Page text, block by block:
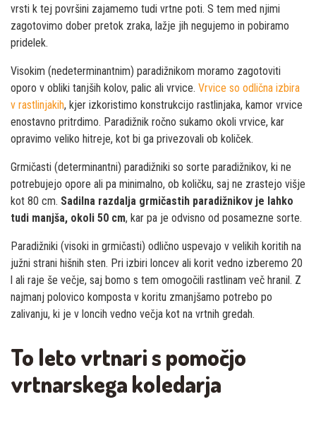
vrsti k tej površini zajamemo tudi vrtne poti. S tem med njimi
zagotovimo dober pretok zraka, lažje jih negujemo in pobiramo
pridelek.
Visokim (nedeterminantnim) paradižnikom moramo zagotoviti
oporo v obliki tanjših kolov, palic ali vrvice. Vrvice so odlična izbira
v rastlinjakih, kjer izkoristimo konstrukcijo rastlinjaka, kamor vrvice
enostavno pritrdimo. Paradižnik ročno sukamo okoli vrvice, kar
opravimo veliko hitreje, kot bi ga privezovali ob količek.
Grmičasti (determinantni) paradižniki so sorte paradižnikov, ki ne
potrebujejo opore ali pa minimalno, ob količku, saj ne zrastejo višje
kot 80 cm. Sadilna razdalja grmičastih paradižnikov je lahko
tudi manjša, okoli 50 cm, kar pa je odvisno od posamezne sorte.
Paradižniki (visoki in grmičasti) odlično uspevajo v velikih koritih na
južni strani hišnih sten. Pri izbiri loncev ali korit vedno izberemo 20
l ali raje še večje, saj bomo s tem omogočili rastlinam več hranil. Z
najmanj polovico komposta v koritu zmanjšamo potrebo po
zalivanju, ki je v loncih vedno večja kot na vrtnih gredah.
To leto vrtnari s pomočjo
vrtnarskega koledarja